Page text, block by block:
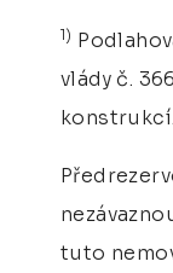
1)
vlády č.
konstrukcí.
tuto